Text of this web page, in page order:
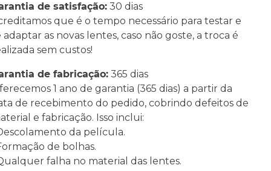
de satisfação:30 dias
que é o tempo necessário para testar e
adaptar as novas lentes, caso não goste, a troca é
sem custos!
de fabricação:365 dias
1 ano de garantia (365 dias) a partir da
de recebimento do pedido, cobrindo defeitos de
e fabricação. Isso inclui:
da película.
de bolhas.
falha no material das lentes.